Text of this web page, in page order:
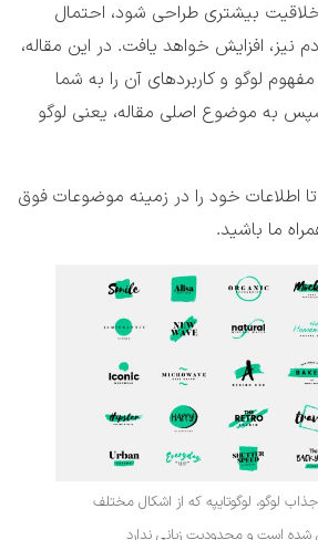
بیشتری طراحی شود، احتمال
نیز، افزایش خواهد یافت. در این مقاله،
لوگو و کاربردهای آن را به شما
به موضوع اصلی مقاله، یعنی لوگو
تا اطلاعات خود را در زمینه موضوعات فوق
ما باشید.
لوگو، لوگوتایپه که از اشکال مختلف
است و محدودیت زبانی ندارد